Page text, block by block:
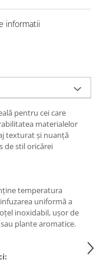
informatii
pentru cei care
materialelor
texturat și nuanță
de stil oricărei
temperatura
uniformă a
inoxidabil, ușor de
plante aromatice.